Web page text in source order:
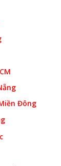
Đông